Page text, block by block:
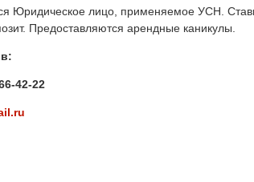
Юридическое лицо, применяемое УСН.
Предоставляются арендные каникулы.
42-22
.ru